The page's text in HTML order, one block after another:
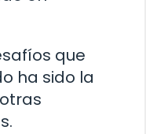
que
ha sido la